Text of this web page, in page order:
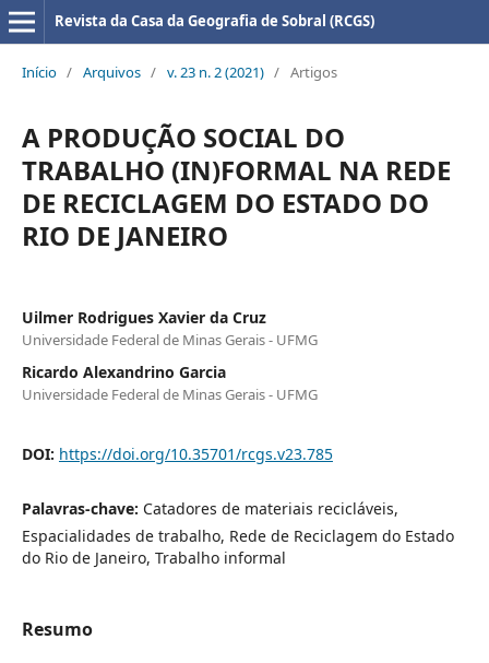
Revista da Casa da Geografia de Sobral (RCGS)
Início / Arquivos / v. 23 n. 2 (2021) / Artigos
A PRODUÇÃO SOCIAL DO
TRABALHO (IN)FORMAL NA REDE
DE RECICLAGEM DO ESTADO DO
RIO DE JANEIRO
Uilmer Rodrigues Xavier da Cruz
Universidade Federal de Minas Gerais - UFMG
Ricardo Alexandrino Garcia
Universidade Federal de Minas Gerais - UFMG
DOI: https://doi.org/10.35701/rcgs.v23.785
Palavras-chave: Catadores de materiais recicláveis,
Espacialidades de trabalho, Rede de Reciclagem do Estado
do Rio de Janeiro, Trabalho informal
Resumo